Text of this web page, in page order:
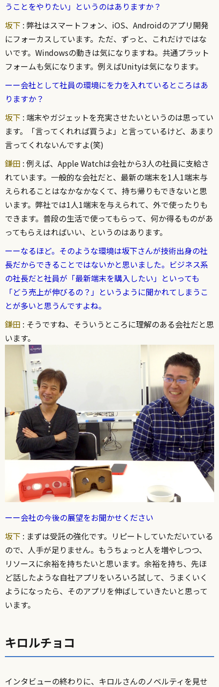
うことをやりたい」というのはありますか？
坂下 : 弊社はスマートフォン、iOS、Androidのアプリ開発
にフォーカスしています。ただ、ずっと、これだけではな
いです。Windowsの動きは気になりますね。共通プラット
フォームも気になります。例えばUnityは気になります。
ーー会社として社員の環境にを力を入れているところはあ
りますか？
坂下 : 端末やガジェットを充実させたいというのは思ってい
ます。「言ってくれれば買うよ」と言っているけど、あまり
言ってくれないんですよ(笑)
鎌田 : 例えば、Apple Watchは会社から3人の社員に支給さ
れています。一般的な会社だと、最新の端末を1人1端末与
えられることはなかなかなくて、持ち帰りもできないと思
います。弊社では1人1端末を与えられて、外で使ったりも
できます。普段の生活で使ってもらって、何か得るものがあ
ってもらえはればいい、というのはあります。
ーーなるほど。そのような環境は坂下さんが技術出身の社
長だからできることではないかと思いました。ビジネス系
の社長だと社員が「最新端末を購入したい」といっても
「どう売上が伸びるの？」というように聞かれてしまうこ
とが多いと思うんですよね。
鎌田 : そうですね、そういうところに理解のある会社だと思
います。
ーー会社の今後の展望をお聞かせください
坂下 : まずは受託の強化です。リピートしていただいている
ので、人手が足りません。もうちょっと人を増やしつつ、
リソースに余裕を持ちたいと思います。余裕を持ち、先ほ
ど話したような自社アプリをいろいろ試して、うまくいく
ようになったら、そのアプリを伸ばしていきたいと思って
います。
キロルチョコ
インタビューの終わりに、キロルさんのノベルティを見せ